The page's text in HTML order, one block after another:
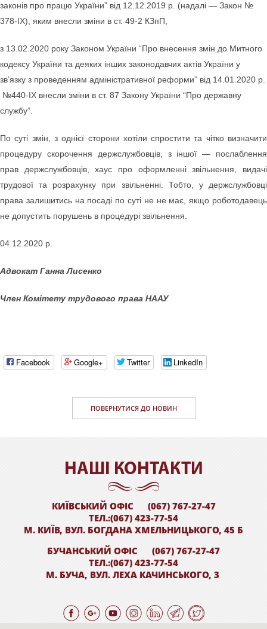
законів про працю України” від 12.12.2019 р. (надалі — Закон №
378-IX), яким внесли зміни в ст. 49-2 КЗпП,
з 13.02.2020 року Законом України “Про внесення змін до Митного
кодексу України та деяких інших законодавчих актів України у
зв’язку з проведенням адміністративної реформи” від 14.01.2020 р.
№440-IX внесли зміни в ст. 87 Закону України “Про державну
службу”.
По суті змін, з однієї сторони хотіли спростити та чітко визначити
процедуру скорочення держслужбовців, з іншої — послаблення
прав держслужбовців, хаус про оформленні звільнення, видачі
трудової та розрахунку при звільненні. Тобто, у держслужбовці
права залишитись на посаді по суті не не має, якщо роботодавець
не допустить порушень в процедурі звільнення.
04.12.2020 р.
Адвокат Ганна Лисенко
Член Комітету трудового права НААУ
Facebook Google+ Twitter LinkedIn
ПОВЕРНУТИСЯ ДО НОВИН
НАШI КОНТАКТИ
КИЇВСЬКИЙ ОФІС
(067) 767-27-47
ТЕЛ.:(067) 423-77-54
М. КИЇВ, ВУЛ. БОГДАНА ХМЕЛЬНИЦЬКОГО, 45 Б
БУЧАНСЬКИЙ ОФІС
(067) 767-27-47
ТЕЛ.:(067) 423-77-54
М. БУЧА, ВУЛ. ЛЕХА КАЧИНСЬКОГО, 3